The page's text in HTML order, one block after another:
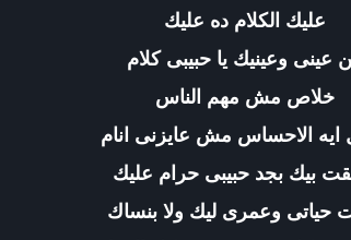
عليك الكلام ده عليك
عينى وعينيك يا حبيبى كلام
خلاص مش مهم الناس
ايه الاحساس مش عايزنى انام
بيك بجد حبيبى حرام عليك
حياتى وعمرى ليك ولا بنساك